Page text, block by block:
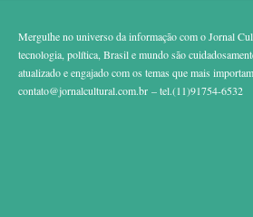
Mergulhe no universo da informação com o Jornal
tecnologia, política, Brasil e mundo são
atualizado e engajado com os temas que mais
contato@jornalcultural.com.br – tel.(11)91754-6532